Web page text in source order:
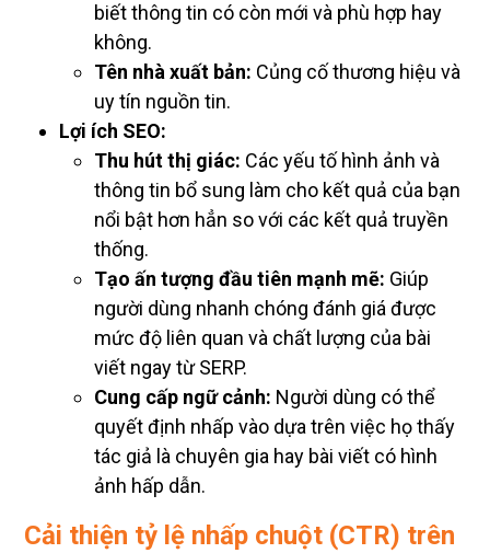
biết thông tin có còn mới và phù hợp hay
không.
Tên nhà xuất bản: Củng cố thương hiệu và
uy tín nguồn tin.
Lợi ích SEO:
Thu hút thị giác: Các yếu tố hình ảnh và
thông tin bổ sung làm cho kết quả của bạn
nổi bật hơn hẳn so với các kết quả truyền
thống.
Tạo ấn tượng đầu tiên mạnh mẽ: Giúp
người dùng nhanh chóng đánh giá được
mức độ liên quan và chất lượng của bài
viết ngay từ SERP.
Cung cấp ngữ cảnh: Người dùng có thể
quyết định nhấp vào dựa trên việc họ thấy
tác giả là chuyên gia hay bài viết có hình
ảnh hấp dẫn.
Cải thiện tỷ lệ nhấp chuột (CTR) trên